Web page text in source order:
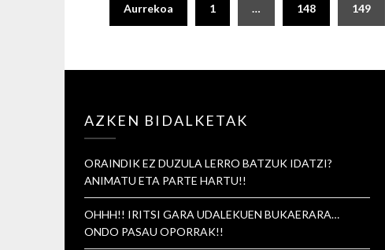
pagination
Aurrekoa 1 … 148 149
AZKEN BIDALKETAK
ORAINDIK EZ DUZULA LERRO BATZUK IDATZI?
ANIMATU ETA PARTE HARTU!!
OHHH!! IRITSI GARA UDALEKUEN BUKAERARA…
ONDO PASAU OPORRAK!!